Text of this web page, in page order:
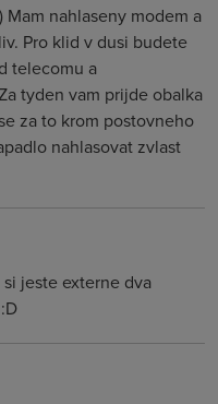
nahlaseny modem a
Pro klid v dusi budete
telecomu a
tyden vam prijde obalka
za to krom postovneho
nahlasovat zvlast
jeste externe dva